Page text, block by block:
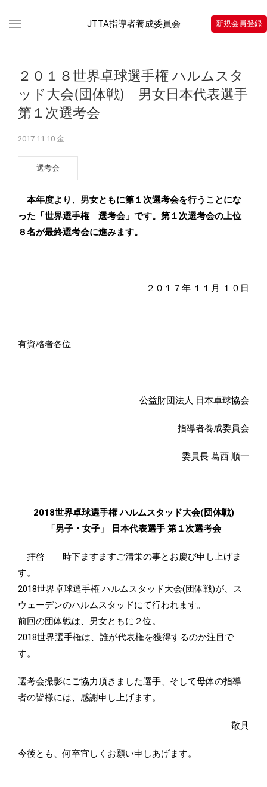
JTTA指導者養成委員会 新規会員登録
２０１８世界卓球選手権 ハルムスタ
ッド大会(団体戦) 男女日本代表選手
第１次選考会
2017.11.10 金
選考会
本年度より、男女ともに第１次選考会を行うことにな
った「世界選手権 選考会」です。第１次選考会の上位
８名が最終選考会に進みます。
２０１７年 １１月 １０日
有資格者各位
公益財団法人 日本卓球協会
指導者養成委員会
委員長 葛西 順一
2018世界卓球選手権 ハルムスタッド大会(団体戦)
「男子・女子」 日本代表選手 第１次選考会
拝啓 時下ますますご清栄の事とお慶び申し上げま
す。
2018世界卓球選手権 ハルムスタッド大会(団体戦)が、ス
ウェーデンのハルムスタッドにて行われます。
前回の団体戦は、男女ともに２位。
2018世界選手権は、誰が代表権を獲得するのか注目で
す。
選考会撮影にご協力頂きました選手、そして母体の指導
者の皆様には、感謝申し上げます。
敬具
今後とも、何卒宜しくお願い申しあげます。